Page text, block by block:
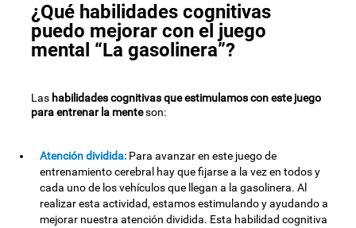
¿Qué habilidades cognitivas
puedo mejorar con el juego
mental “La gasolinera”?
Las habilidades cognitivas que estimulamos con este juego
para entrenar la menteson:
Atención dividida: Para avanzar en este juego de
entrenamiento cerebral hay que fijarse a la vez en todos y
cada uno de los vehículos que llegan a la gasolinera. Al
realizar esta actividad, estamos estimulando y ayudando a
mejorar nuestra atención dividida. Esta habilidad cognitiva